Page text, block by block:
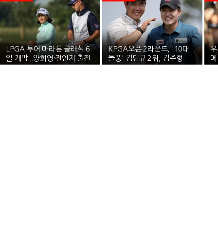
LPGA 투어 마라톤 클래식 6
일 개막...양희영·전인지 출전
KPGA오픈 2라운드, '10대
돌풍' 김민규 2위, 김주형 중